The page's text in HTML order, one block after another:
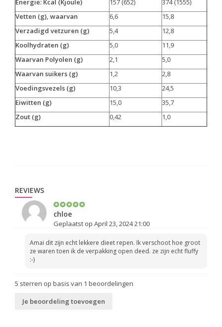
Energie: Kcal (Kjoule) 157 (652)
374 (1555)
Vetten (g), waarvan
6,6
15,8
Verzadigd vetzuren (g)
5,4
12,8
Koolhydraten (g)
5,0
11,9
Waarvan Polyolen (g)
2,1
5,0
Waarvan suikers (g)
1,2
2,8
Voedingsvezels (g)
10,3
24,5
Eiwitten (g)
15,0
35,7
Zout (g)
0,42 1,0
REVIEWS
chloe
Geplaatst op April 23, 2024 21:00
Amai dit zijn echt lekkere dieet repen. Ik verschoot hoe groot
ze waren toen ik de verpakking open deed. ze zijn echt fluffy
:-)
5 sterren op basis van 1 beoordelingen
Je beoordeling toevoegen